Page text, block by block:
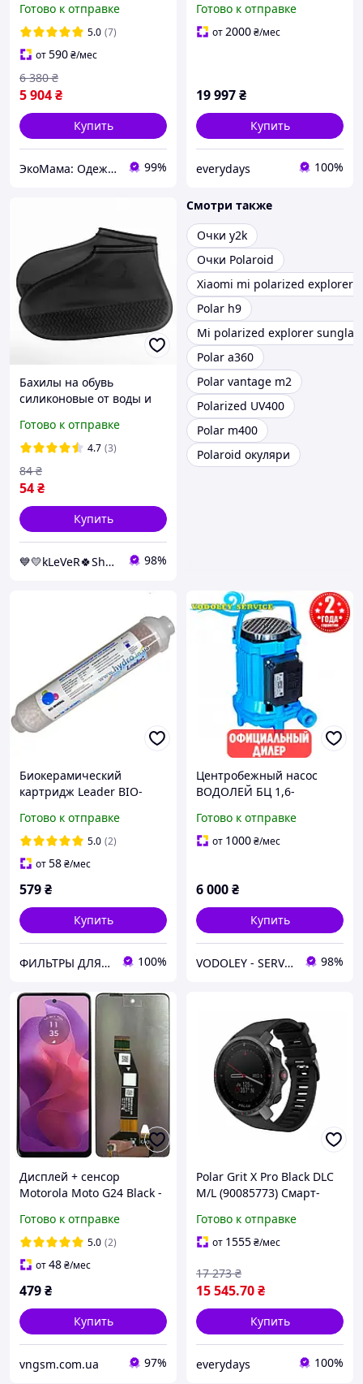
сумке L + сумка M для
малыша 34 позиции
EkoMama
Готово к отправке
5.0 (7)
от590₴/мес
5 904₴
6 380 ₴
Купить
ЭкоМама: Одежда для беременных, белье для кормящих, сумка в роддом, одежда для новорожденных 99%
Готово к отправке
от2000₴/мес
19 997₴
Купить
everydays 100%
Бахилы на обувь
силиконовые от воды и
Многоразовые бахилы-
чехлы для обуви
Готово к отправке
4.7 (3)
54₴
84 ₴
Купить
💙💛kLeVeR🍀Shop🍀 98%
Смотри также
Очки y2k
Очки Polaroid
Xiaomi mi polarized explorer
Polar h9
Mi polarized explorer
Polar a360
Polar vantage m2
Polarized UV400
Polar m400
Polaroid окуляри
Биокерамический
картридж Leader BIO-
Готово к отправке
5.0 (2)
от58₴/мес
579₴
Купить
ФИЛЬТРЫ ДЛЯ ВОДЫ ➤ Купить в Киеве и по всей Украине • интернет-магазин hydro.in.ua 100%
Центробежный насос
ВОДОЛЕЙ БЦ 1,6-
Qmax - 115 L/min / 0.9 кВт
/ вертикальный)
Готово к отправке
от 1000₴/мес
6 000₴
Купить
VODOLEY - SERVICE 98%
Дисплей + сенсор
Motorola Moto G24 Black -
Готово к отправке
5.0 (2)
от48₴/мес
479₴
Купить
vngsm.com.ua 97%
Polar Grit X Pro Black DLC
M/L (90085773) Смарт-
Готово к отправке
от 1555₴/мес
15 545.70₴
17 273 ₴
Купить
everydays 100%